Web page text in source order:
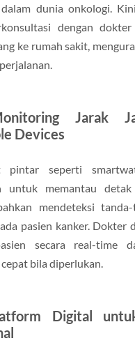
dunia onkologi.
dengan
ke rumah sakit,
Jarak
Devices
pintar seperti
untuk memantau
mendeteksi
pasien kanker. Dokter
secara real-time
bila diperlukan.
Digital